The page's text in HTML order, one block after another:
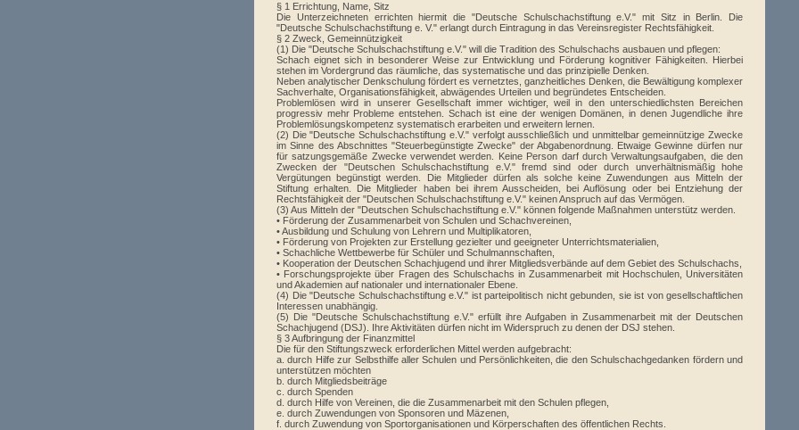
§ 1 Errichtung, Name, Sitz
Die Unterzeichneten errichten hiermit die "Deutsche Schulschachstiftung e.V." mit Sitz in Berlin. Die
"Deutsche Schulschachstiftung e. V." erlangt durch Eintragung in das Vereinsregister Rechtsfähigkeit.
§ 2 Zweck, Gemeinnützigkeit
(1) Die "Deutsche Schulschachstiftung e.V." will die Tradition des Schulschachs ausbauen und pflegen:
Schach eignet sich in besonderer Weise zur Entwicklung und Förderung kognitiver Fähigkeiten. Hierbei
stehen im Vordergrund das räumliche, das systematische und das prinzipielle Denken.
Neben analytischer Denkschulung fördert es vernetztes, ganzheitliches Denken, die Bewältigung komplexer
Sachverhalte, Organisationsfähigkeit, abwägendes Urteilen und begründetes Entscheiden.
Problemlösen wird in unserer Gesellschaft immer wichtiger, weil in den unterschiedlichsten Bereichen
progressiv mehr Probleme entstehen. Schach ist eine der wenigen Domänen, in denen Jugendliche ihre
Problemlösungskompetenz systematisch erarbeiten und erweitern lernen.
(2) Die "Deutsche Schulschachstiftung e.V." verfolgt ausschließlich und unmittelbar gemeinnützige Zwecke
im Sinne des Abschnittes "Steuerbegünstigte Zwecke" der Abgabenordnung. Etwaige Gewinne dürfen nur
für satzungsgemäße Zwecke verwendet werden. Keine Person darf durch Verwaltungsaufgaben, die den
Zwecken der "Deutschen Schulschachstiftung e.V." fremd sind oder durch unverhältnismäßig hohe
Vergütungen begünstigt werden. Die Mitglieder dürfen als solche keine Zuwendungen aus Mitteln der
Stiftung erhalten. Die Mitglieder haben bei ihrem Ausscheiden, bei Auflösung oder bei Entziehung der
Rechtsfähigkeit der "Deutschen Schulschachstiftung e.V." keinen Anspruch auf das Vermögen.
(3) Aus Mitteln der "Deutschen Schulschachstiftung e.V." können folgende Maßnahmen unterstütz werden.
• Förderung der Zusammenarbeit von Schulen und Schachvereinen,
• Ausbildung und Schulung von Lehrern und Multiplikatoren,
• Förderung von Projekten zur Erstellung gezielter und geeigneter Unterrichtsmaterialien,
• Schachliche Wettbewerbe für Schüler und Schulmannschaften,
• Kooperation der Deutschen Schachjugend und ihrer Mitgliedsverbände auf dem Gebiet des Schulschachs,
• Forschungsprojekte über Fragen des Schulschachs in Zusammenarbeit mit Hochschulen, Universitäten
und Akademien auf nationaler und internationaler Ebene.
(4) Die "Deutsche Schulschachstiftung e.V." ist parteipolitisch nicht gebunden, sie ist von gesellschaftlichen
Interessen unabhängig.
(5) Die "Deutsche Schulschachstiftung e.V." erfüllt ihre Aufgaben in Zusammenarbeit mit der Deutschen
Schachjugend (DSJ). Ihre Aktivitäten dürfen nicht im Widerspruch zu denen der DSJ stehen.
§ 3 Aufbringung der Finanzmittel
Die für den Stiftungszweck erforderlichen Mittel werden aufgebracht:
a. durch Hilfe zur Selbsthilfe aller Schulen und Persönlichkeiten, die den Schulschachgedanken fördern und
unterstützen möchten
b. durch Mitgliedsbeiträge
c. durch Spenden
d. durch Hilfe von Vereinen, die die Zusammenarbeit mit den Schulen pflegen,
e. durch Zuwendungen von Sponsoren und Mäzenen,
f. durch Zuwendung von Sportorganisationen und Körperschaften des öffentlichen Rechts.